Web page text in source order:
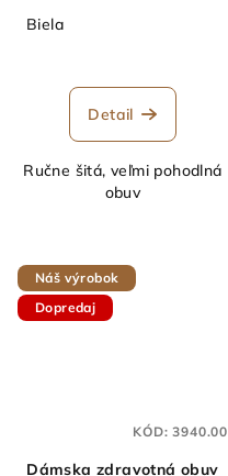
Biela
Detail
Ručne šitá, veľmi pohodlná
obuv
Náš výrobok
Dopredaj
Dámska zdravotná obuv
KÓD:3940.00